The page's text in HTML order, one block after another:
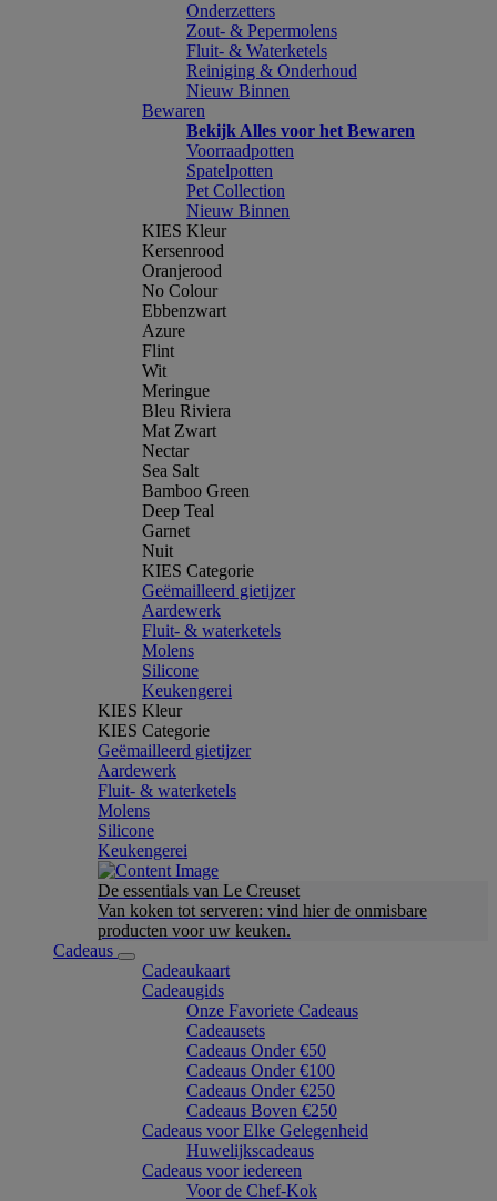
Onderzetters
Zout- & Pepermolens
Fluit- & Waterketels
Reiniging & Onderhoud
Nieuw Binnen
Bewaren
Bekijk Alles voor het Bewaren
Voorraadpotten
Spatelpotten
Pet Collection
Nieuw Binnen
KIES Kleur
Kersenrood
Oranjerood
No Colour
Ebbenzwart
Azure
Flint
Wit
Meringue
Bleu Riviera
Mat Zwart
Nectar
Sea Salt
Bamboo Green
Deep Teal
Garnet
Nuit
KIES Categorie
Geëmailleerd gietijzer
Aardewerk
Fluit- & waterketels
Molens
Silicone
Keukengerei
KIES Kleur
KIES Categorie
Geëmailleerd gietijzer
Aardewerk
Fluit- & waterketels
Molens
Silicone
Keukengerei
De essentials van Le Creuset
Van koken tot serveren: vind hier de onmisbare
producten voor uw keuken.
Cadeaus
Cadeaukaart
Cadeaugids
Onze Favoriete Cadeaus
Cadeausets
Cadeaus Onder €50
Cadeaus Onder €100
Cadeaus Onder €250
Cadeaus Boven €250
Cadeaus voor Elke Gelegenheid
Huwelijkscadeaus
Cadeaus voor iedereen
Voor de Chef-Kok